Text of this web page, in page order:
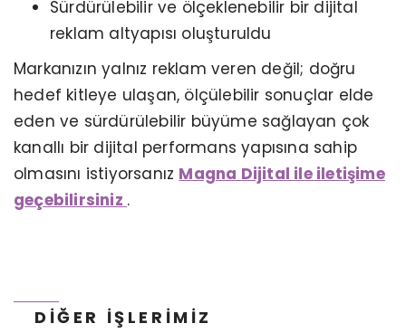
Sürdürülebilir ve ölçeklenebilir bir dijital
reklam altyapısı oluşturuldu
Markanızın yalnız reklam veren değil; doğru
hedef kitleye ulaşan, ölçülebilir sonuçlar elde
eden ve sürdürülebilir büyüme sağlayan çok
kanallı bir dijital performans yapısına sahip
olmasını istiyorsanız Magna Dijital ile iletişime
geçebilirsiniz .
DIĞER İŞLERIMIZ
KERVAN GIDA - TANITIM ANIMASYON